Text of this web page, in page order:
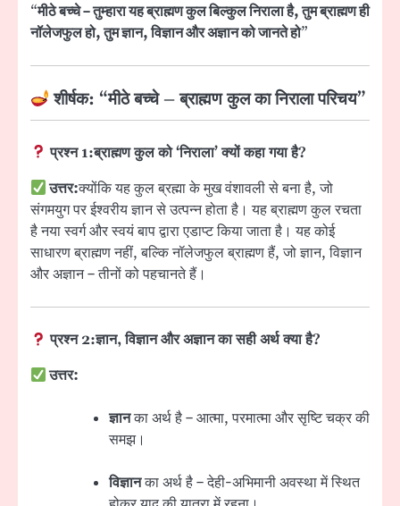
“मीठे बच्चे – तुम्हारा यह ब्राह्मण कुल बिल्कुल निराला है, तुम ब्राह्मण ही
नॉलेजफुल हो, तुम ज्ञान, विज्ञान और अज्ञान को जानते हो”
शीर्षक: “मीठे बच्चे – ब्राह्मण कुल का निराला परिचय”
प्रश्न 1:ब्राह्मण कुल को ‘निराला’ क्यों कहा गया है?
उत्तर:क्योंकि यह कुल ब्रह्मा के मुख वंशावली से बना है, जो
संगमयुग पर ईश्वरीय ज्ञान से उत्पन्न होता है। यह ब्राह्मण कुल रचता
है नया स्वर्ग और स्वयं बाप द्वारा एडाप्ट किया जाता है। यह कोई
साधारण ब्राह्मण नहीं, बल्कि नॉलेजफुल ब्राह्मण हैं, जो ज्ञान, विज्ञान
और अज्ञान – तीनों को पहचानते हैं।
प्रश्न 2:ज्ञान, विज्ञान और अज्ञान का सही अर्थ क्या है?
उत्तर:
ज्ञानका अर्थ है – आत्मा, परमात्मा और सृष्टि चक्र की
समझ।
विज्ञानका अर्थ है – देही-अभिमानी अवस्था में स्थित